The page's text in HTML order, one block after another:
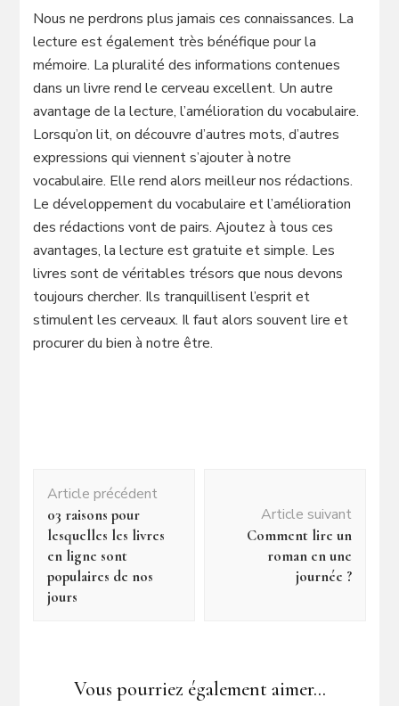
Nous ne perdrons plus jamais ces connaissances. La
lecture est également très bénéfique pour la
mémoire. La pluralité des informations contenues
dans un livre rend le cerveau excellent. Un autre
avantage de la lecture, l’amélioration du vocabulaire.
Lorsqu’on lit, on découvre d’autres mots, d’autres
expressions qui viennent s’ajouter à notre
vocabulaire. Elle rend alors meilleur nos rédactions.
Le développement du vocabulaire et l’amélioration
des rédactions vont de pairs. Ajoutez à tous ces
avantages, la lecture est gratuite et simple. Les
livres sont de véritables trésors que nous devons
toujours chercher. Ils tranquillisent l’esprit et
stimulent les cerveaux. Il faut alors souvent lire et
procurer du bien à notre être.
d'article
Article précédent
03 raisons pour
lesquelles les livres
en ligne sont
populaires de nos
jours
Article suivant
Comment lire un
roman en une
journée ?
Vous pourriez également aimer...